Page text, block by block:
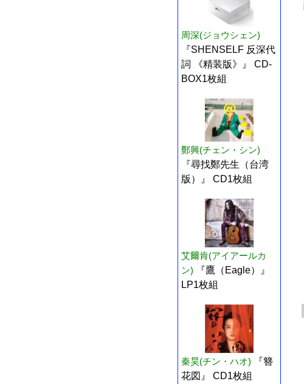
周深(ジョウシェン)
『SHENSELF 反深代
詞 《精装版》』 CD-
BOX1枚組
鄭興(チェン・シン)
『尋找鄭先生（台湾
版）』 CD1枚組
艾爾肯(アイアールカ
ン)
『鷹（Eagle）』
LP1枚組
秦昊(チン・ハオ)
『簪
花図』 CD1枚組